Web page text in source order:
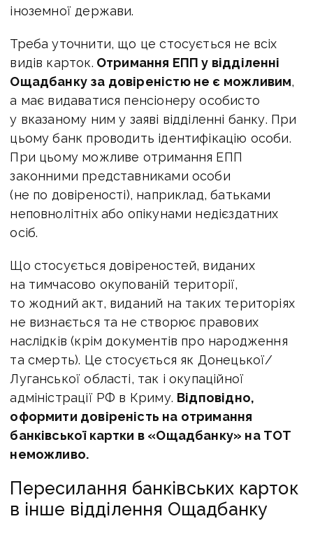
іноземної держави.
Треба уточнити, що це стосується не всіх
видів карток. Отримання ЕПП у відділенні
Ощадбанку за довіреністю не є можливим,
а має видаватися пенсіонеру особисто
у вказаному ним у заяві відділенні банку. При
цьому банк проводить ідентифікацію особи.
При цьому можливе отримання ЕПП
законними представниками особи
(не по довіреності), наприклад, батьками
неповнолітніх або опікунами недієздатних
осіб.
Що стосується довіреностей, виданих
на тимчасово окупованій території,
то жодний акт, виданий на таких територіях
не визнається та не створює правових
наслідків (крім документів про народження
та смерть). Це стосується як Донецької/
Луганської області, так і окупаційної
адміністрації РФ в Криму. Відповідно,
оформити довіреність на отримання
банківської картки в «Ощадбанку» на ТОТ
неможливо.
Пересилання банківських карток
в інше відділення Ощадбанку